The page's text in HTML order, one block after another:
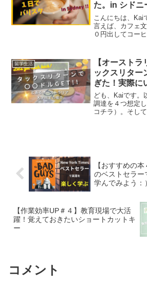
た。in シドニ
こんにちは、Kai
言えば、カフェ
０円出してコー
くれたのが何を
いう訳ですが(知
留学生活
【オースト
ックスリター
ぎた！実際に
公開
ども、Kaiです。
調達を４つ想定
コチラ）。そし
【おすすめの
のベストセラー
学んでみよう：）
【作業効率UP＃４】教育現場で大活
躍！覚えておきたいショートカットキ
ー
コメント